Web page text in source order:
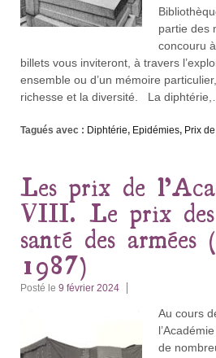
partie des
concouru
billets vous inviteront, à travers
ensemble ou d’un mémoire
richesse et la diversité. La
Tagués avec : Diphtérie, Epidémies, Prix
Les prix de
VIII. Le prix des
santé des armées
1987)
Posté le 9 février 2024
Au cours
de